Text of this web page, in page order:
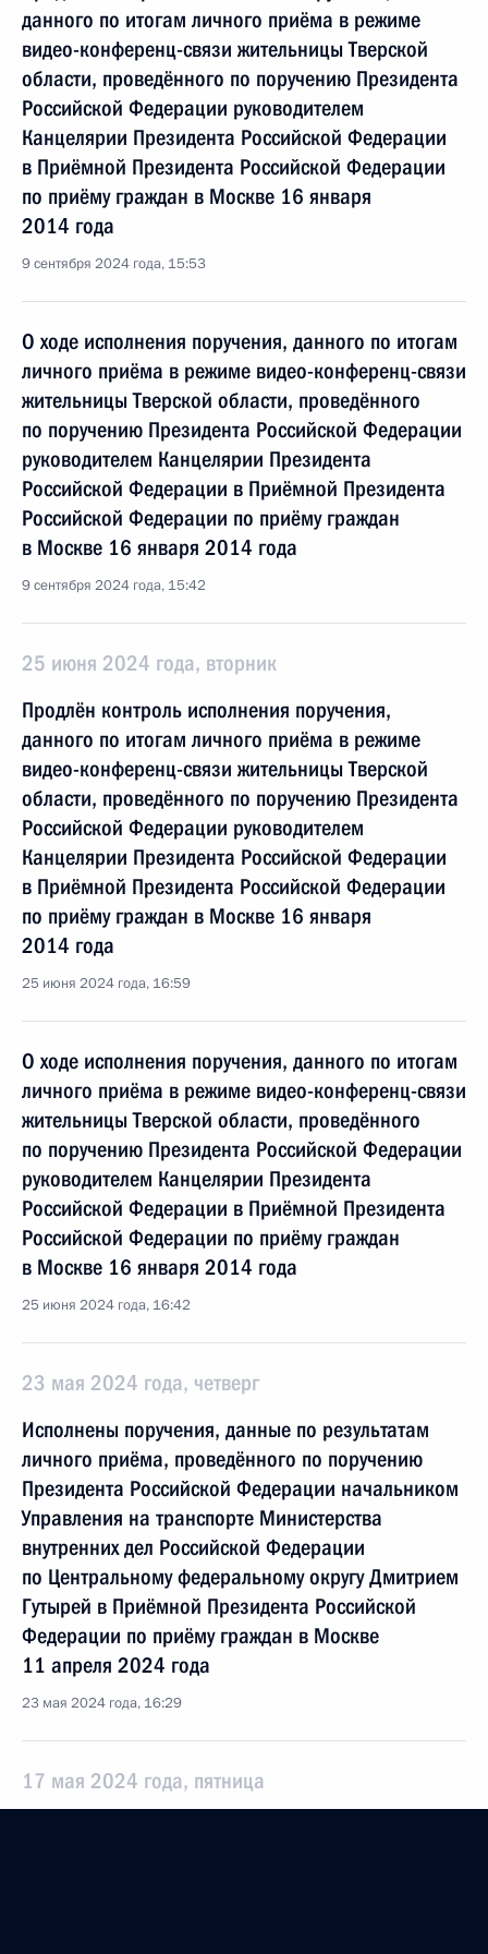
данного по итогам личного приёма в режиме
видео-конференц-связи жительницы Тверской
области, проведённого по поручению Президента
Российской Федерации руководителем
Канцелярии Президента Российской Федерации
в Приёмной Президента Российской Федерации
по приёму граждан в Москве 16 января
2014 года
9 сентября 2024 года, 15:53
О ходе исполнения поручения, данного по итогам
личного приёма в режиме видео-конференц-связи
жительницы Тверской области, проведённого
по поручению Президента Российской Федерации
руководителем Канцелярии Президента
Российской Федерации в Приёмной Президента
Российской Федерации по приёму граждан
в Москве 16 января 2014 года
9 сентября 2024 года, 15:42
25 июня 2024 года, вторник
Продлён контроль исполнения поручения,
данного по итогам личного приёма в режиме
видео-конференц-связи жительницы Тверской
области, проведённого по поручению Президента
Российской Федерации руководителем
Канцелярии Президента Российской Федерации
в Приёмной Президента Российской Федерации
по приёму граждан в Москве 16 января
2014 года
25 июня 2024 года, 16:59
О ходе исполнения поручения, данного по итогам
личного приёма в режиме видео-конференц-связи
жительницы Тверской области, проведённого
по поручению Президента Российской Федерации
руководителем Канцелярии Президента
Российской Федерации в Приёмной Президента
Российской Федерации по приёму граждан
в Москве 16 января 2014 года
25 июня 2024 года, 16:42
23 мая 2024 года, четверг
Исполнены поручения, данные по результатам
личного приёма, проведённого по поручению
Президента Российской Федерации начальником
Управления на транспорте Министерства
внутренних дел Российской Федерации
по Центральному федеральному округу Дмитрием
Гутырей в Приёмной Президента Российской
Федерации по приёму граждан в Москве
11 апреля 2024 года
23 мая 2024 года, 16:29
17 мая 2024 года, пятница